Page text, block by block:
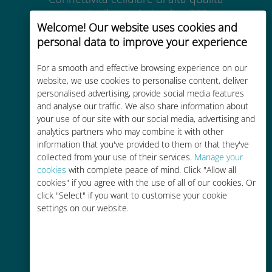
Welcome! Our website uses cookies and
personal data to improve your experience
For a smooth and effective browsing experience on our
website, we use cookies to personalise content, deliver
personalised advertising, provide social media features
and analyse our traffic. We also share information about
your use of our site with our social media, advertising and
analytics partners who may combine it with other
information that you've provided to them or that they've
collected from your use of their services. Manage your
cookies with complete peace of mind. Click "Allow all
cookies" if you agree with the use of all of our cookies. Or
click "Select" if you want to customise your cookie
settings on our website.
in tutto il mondo in oltre 200
destinazioni
Economico
Fino al 90% in meno rispetto alle
tariffe di roaming con il vostro
operatore attuale